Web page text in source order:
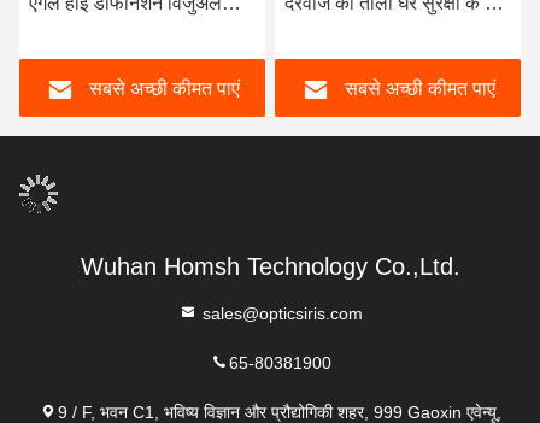
सबसे अच्छी कीमत पाएं सबसे अच्छी कीमत पाएं
Wuhan Homsh Technology Co.,Ltd.
sales@opticsiris.com
65-80381900
9 / F, भवन C1, भविष्य विज्ञान और प्रौद्योगिकी शहर, 999 Gaoxin एवेन्यू,